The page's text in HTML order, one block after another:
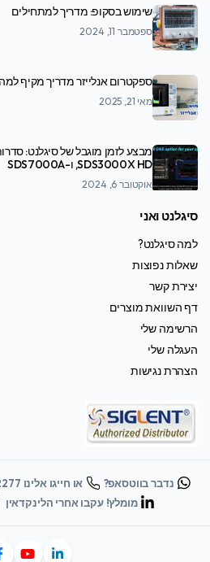
שימוש בסקופ: מדריך למתחילים
ספטמבר 11, 2024
ספקטרום אנלייזר מדריך מקיף
מאי 21, 2025
SDS3000X HD, ו-SDS7000A
אוקטובר 6, 2024
סיגלנט ואני
למה סיגלנט?
שאלות נפוצות
יצירת קשר
דף השוואת מוצרים
הרשימה שלי
העגלה שלי
הצהרת נגישות
נדבר בווטסאפ? או חייגו אלינו 03-923-2277
מומלץ! עקבו אחרי הלינקדאין